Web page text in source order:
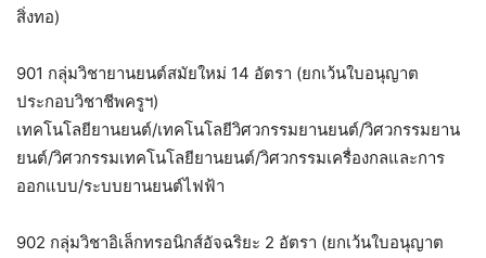
สิ่งทอ)
901 กลุ่มวิชายานยนต์สมัยใหม่ 14 อัตรา (ยกเว้นใบอนุญาต
ประกอบวิชาชีพครูฯ)
เทคโนโลยียานยนต์/เทคโนโลยีวิศวกรรมยานยนต์/วิศวกรรมยาน
ยนต์/วิศวกรรมเทคโนโลยียานยนต์/วิศวกรรมเครื่องกลและการ
ออกแบบ/ระบบยานยนต์ไฟฟ้า
902 กลุ่มวิชาอิเล็กทรอนิกส์อัจฉริยะ 2 อัตรา (ยกเว้นใบอนุญาต